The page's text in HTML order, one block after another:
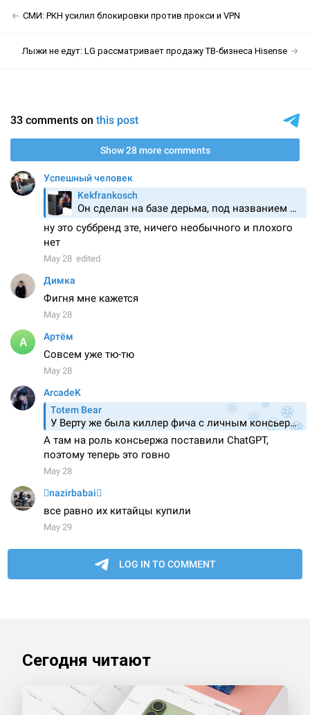
СМИ: РКН усилил блокировки против прокси и VPN
Лыжи не едут: LG рассматривает продажу ТВ-бизнеса Hisense
Сегодня читают